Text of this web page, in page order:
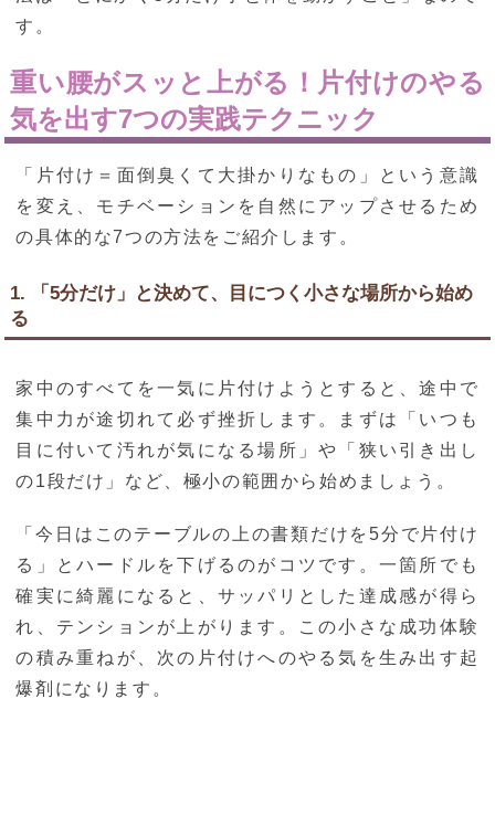
す。
重い腰がスッと上がる！片付けのやる
気を出す7つの実践テクニック
「片付け＝面倒臭くて大掛かりなもの」という意識
を変え、モチベーションを自然にアップさせるため
の具体的な7つの方法をご紹介します。
1. 「5分だけ」と決めて、目につく小さな場所から始め
る
家中のすべてを一気に片付けようとすると、途中で
集中力が途切れて必ず挫折します。まずは「いつも
目に付いて汚れが気になる場所」や「狭い引き出し
の1段だけ」など、極小の範囲から始めましょう。
「今日はこのテーブルの上の書類だけを5分で片付け
る」とハードルを下げるのがコツです。一箇所でも
確実に綺麗になると、サッパリとした達成感が得ら
れ、テンションが上がります。この小さな成功体験
の積み重ねが、次の片付けへのやる気を生み出す起
爆剤になります。